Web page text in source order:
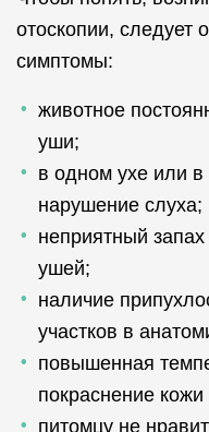
отоскопии, следует
симптомы:
животное
уши;
в одном ухе или
нарушение слуха;
неприятный
ушей;
наличие
участков в
повышенная
покраснение
питомцу не